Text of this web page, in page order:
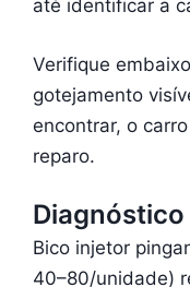
até identificar a
Verifique
gotejamento
encontrar, o
reparo.
Diagnóstico
Bico injetor
40–80/unidade)